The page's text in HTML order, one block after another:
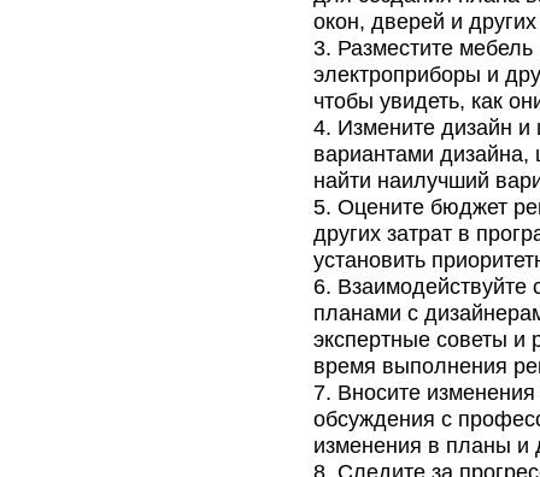
окон, дверей и
Разместите
электроприборы и
чтобы увидеть, как
Измените дизайн и
вариантами дизайна,
найти наилучший
Оцените бюджет
других затрат в
установить
Взаимодействуйте
планами с
экспертные советы и
время выполнения
Вносите
обсуждения с
изменения в планы и
Следите за